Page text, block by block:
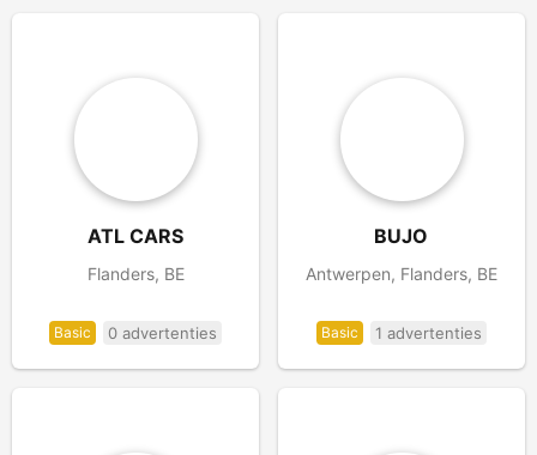
ATL CARS
Flanders, BE
Basic 0 advertenties
BUJO
Antwerpen, Flanders, BE
Basic 1 advertenties